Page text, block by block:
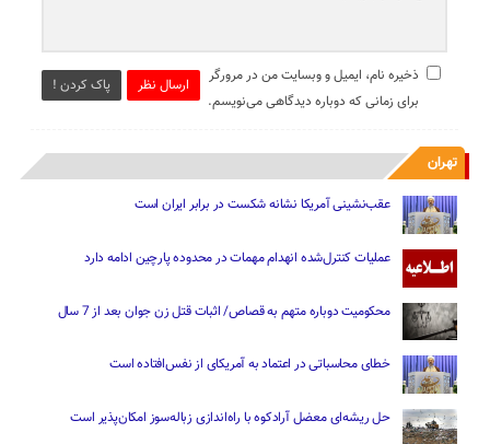
ارسال نظر پاک کردن !
ذخیره نام، ایمیل و وبسایت من در مرورگر
برای زمانی که دوباره دیدگاهی می‌نویسم.
تهران
عقب‌نشینی آمریکا نشانه شکست در برابر ایران است
عملیات کنترل‌شده انهدام مهمات در محدوده پارچین ادامه دارد
محکومیت دوباره متهم به قصاص/ اثبات قتل زن جوان بعد از 7 سال
خطای محاسباتی در اعتماد به آمریکای از نفس‌افتاده است
حل ریشه‌ای معضل آرادکوه با راه‌اندازی زباله‌سوز امکان‌پذیر است